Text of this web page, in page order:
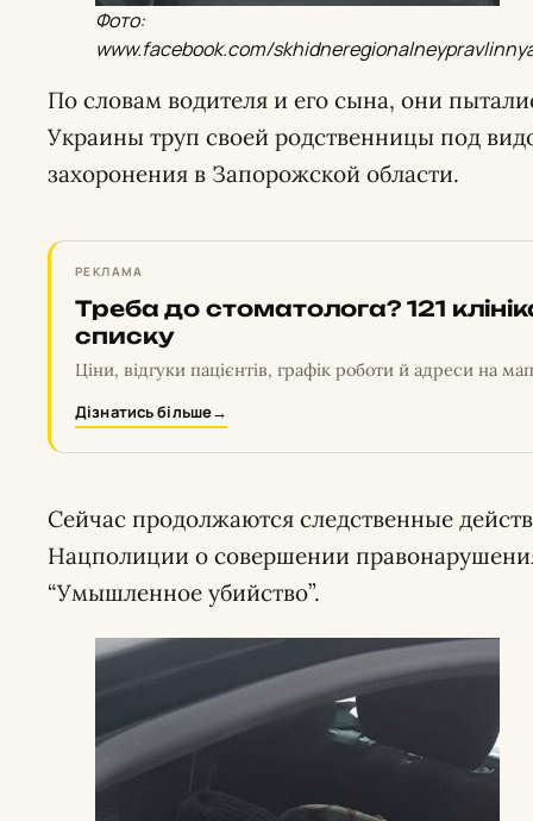
Фото:
www.facebook.com/
По словам водителя и его сына, они
Украины труп своей родственницы под
захоронения в Запорожской области.
РЕКЛАМА
Треба до стоматолога? 121
списку
Ціни, відгуки пацієнтів, графік роботи й адреси на
Дізнатись більше→
Сейчас продолжаются следственные
Нацполиции о совершении
“Умышленное убийство”.